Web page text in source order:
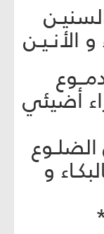
أضيئي
و